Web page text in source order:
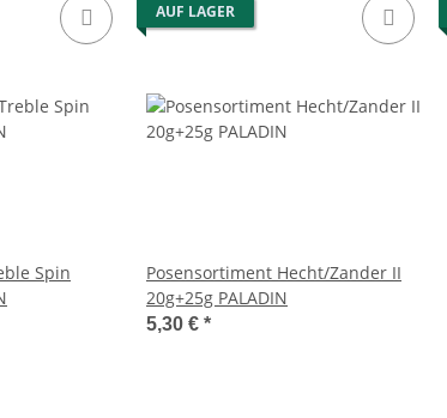
Spin
AUF LAGER
Posensortiment Hecht/Zander II
20g+25g PALADIN
5,30 € *